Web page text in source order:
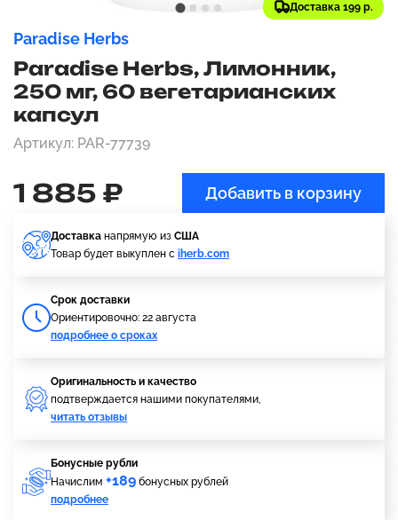
Доставка 199 р.
Paradise Herbs
Paradise Herbs, Лимонник,
250 мг, 60 вегетарианских
капсул
Артикул: PAR-77739
1 885 ₽ Добавить в корзину
Доставка напрямую из США
Товар будет выкуплен с iherb.com
Cрок доставки
Ориентировочно: 22 августа
подробнее о сроках
Оригинальность и качество
подтверждается нашими покупателями,
читать отзывы
Бонусные рубли
Начислим +189 бонусных рублей
подробнее